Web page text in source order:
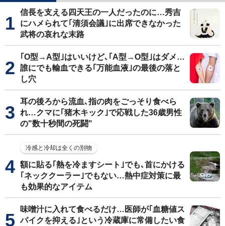
信長を支える四天王の一人だったのに…秀吉
にハメられて｢清須会議｣に出席できなかった
武将の哀れな末路
｢O型→A型｣はいいけど､｢A型→O型｣はダメ…
誰にでも輸血できる｢万能血液｣の最後の落と
し穴
耳の後ろから流血､指の肉をごっそり食べら
れ…クマに｢猪木キック｣で応戦した36歳男性
の"数十秒間の死闘"
冷感と冷却は全くの別物
額に貼る｢熱を冷ますシート｣でも､首にかける
｢ネッククーラー｣でもない…熱中症対策に最
も効果的なアイテム
味噌汁に入れて食べるだけ…医師が｢血糖値ス
パイクを抑える｣という冷蔵庫に常備したい食